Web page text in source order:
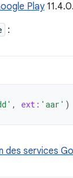
Play11.4.0.
:
, ext: 'aar' )
services